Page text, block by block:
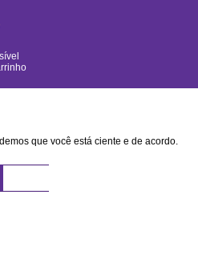
que você está ciente e de acordo.